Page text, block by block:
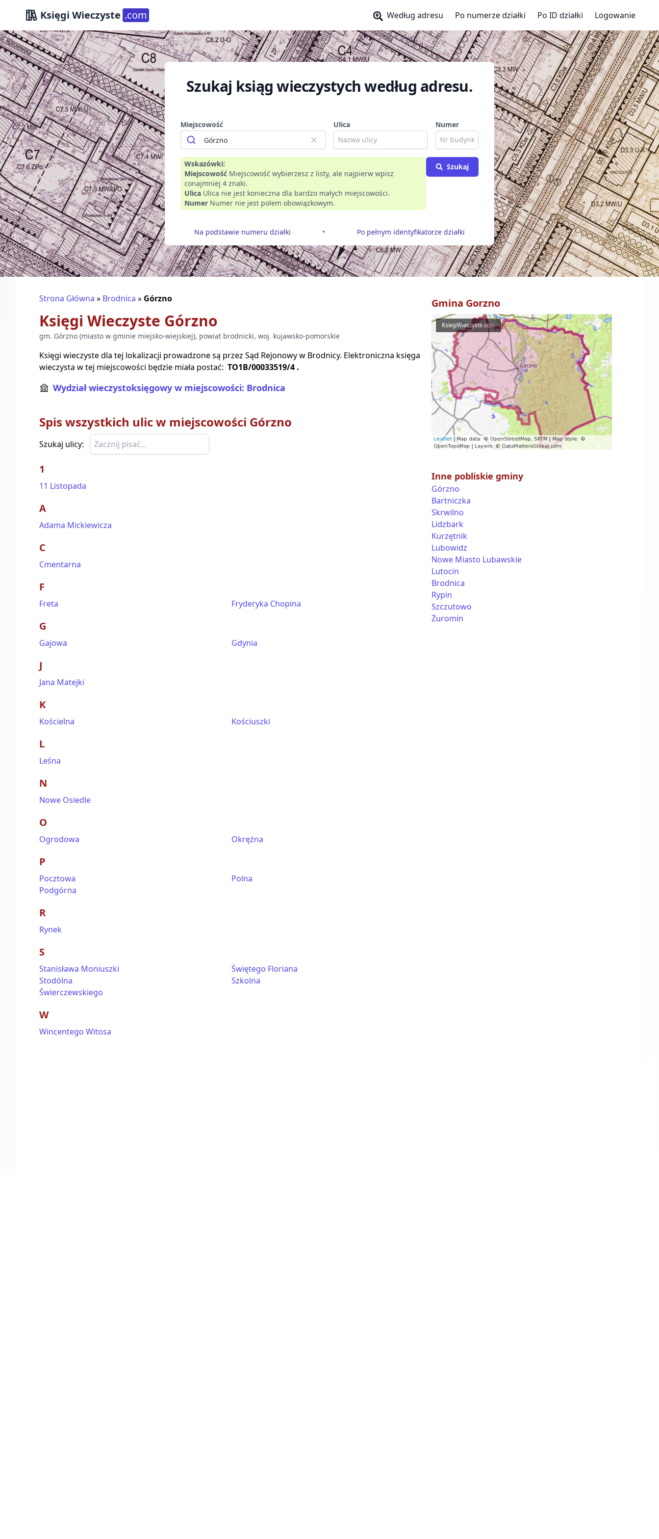
Księgi Wieczyste .com Według adresu Po numerze działki Po ID działki Logowanie
Szukaj ksiąg wieczystych według adresu.
Miejscowość Ulica Numer
Wskazówki:
Miejscowość Miejscowość wybierzesz z listy, ale najpierw wpisz
conajmniej 4 znaki.
Ulica Ulica nie jest konieczna dla bardzo małych miejscowości.
Numer Numer nie jest polem obowiązkowym.
Szukaj
Na podstawie numeru działki • Po pełnym identyfikatorze działki
Strona Główna » Brodnica » Górzno
Księgi Wieczyste Górzno
gm. Górzno (miasto w gminie miejsko-wiejskiej), powiat brodnicki, woj. kujawsko-pomorskie
Księgi wieczyste dla tej lokalizacji prowadzone są przez Sąd Rejonowy w Brodnicy. Elektroniczna księga
wieczysta w tej miejscowości będzie miała postać: TO1B/00033519/4 .
Wydział wieczystoksięgowy w miejscowości: Brodnica
Spis wszystkich ulic w miejscowości Górzno
Szukaj ulicy:
1
11 Listopada
A
Adama Mickiewicza
C
Cmentarna
F
Freta Fryderyka Chopina
G
Gajowa Gdynia
J
Jana Matejki
K
Kościelna Kościuszki
L
Leśna
N
Nowe Osiedle
O
Ogrodowa Okrężna
P
Pocztowa
Podgórna
Polna
R
Rynek
S
Stanisława Moniuszki
Stodólna
Świerczewskiego
Świętego Floriana
Szkolna
W
Wincentego Witosa
Gmina Gorzno
Inne pobliskie gminy
Górzno
Bartniczka
Skrwilno
Lidzbark
Kurzętnik
Lubowidz
Nowe Miasto Lubawskie
Lutocin
Brodnica
Rypin
Szczutowo
Żuromin